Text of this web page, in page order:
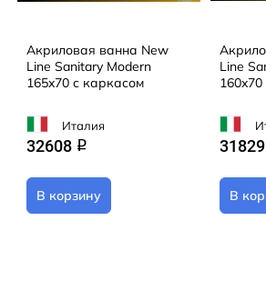
Акриловая ванна New
Line Sanitary Modern
165x70 с каркасом
Италия
32608 q
В корзину
Line
31829
В